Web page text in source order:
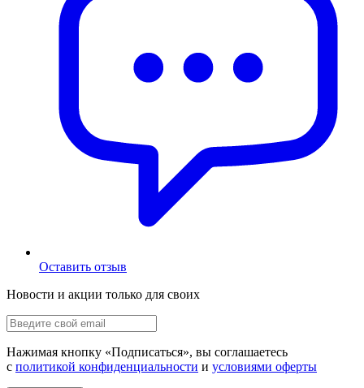
Оставить отзыв
Новости и акции только для своих
Нажимая кнопку «Подписаться», вы соглашаетесь
с политикой конфиденциальности и условиями оферты